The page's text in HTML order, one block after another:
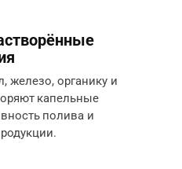
железо, органику и
капельные
полива и